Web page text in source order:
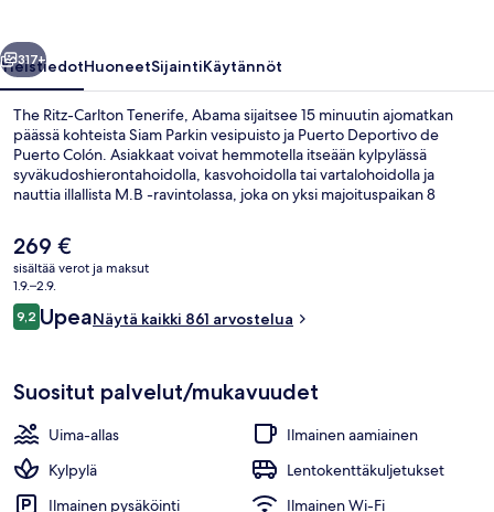
Seuraava
317+
YleistiedotHuoneetSijaintiKäytännöt
The Ritz-Carlton Tenerife, Abama sijaitsee 15 minuutin ajomatkan
päässä kohteista Siam Parkin vesipuisto ja Puerto Deportivo de
Puerto Colón. Asiakkaat voivat hemmotella itseään kylpylässä
syväkudoshierontahoidolla, kasvohoidolla tai vartalohoidolla ja
nauttia illallista M.B -ravintolassa, joka on yksi majoituspaikan 8
tämän luksusluokan hotellin palveluihin kuuluu 7 ulkouima-allasta,
rantabaari ja ympäri vuorokauden auki oleva kuntokeskus. Matkailijat
arvostavat majoituspaikan avuliasta henkilökuntaa.
Nykyinen
hinta
on
269 €
269 €
sisältää verot ja maksut
1.9.–2.9.
Arvostelut
9,29,2 kautta 10.
UpeaNäytä kaikki 861 arvostelua
Suositut palvelut/mukavuudet
Uima-allas
Ilmainen aamiainen
Kylpylä
Lentokenttäkuljetukset
Ilmainen pysäköinti
Ilmainen Wi-Fi